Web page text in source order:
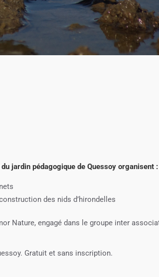
jardin pédagogique de Quessoy organisent :
des nids d’hirondelles
Nature, engagé dans le groupe inter
Gratuit et sans inscription.